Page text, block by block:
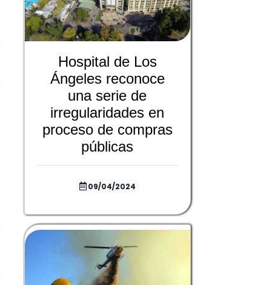
Hospital de Los
Ángeles reconoce
una serie de
irregularidades en
proceso de compras
públicas
09/04/2024